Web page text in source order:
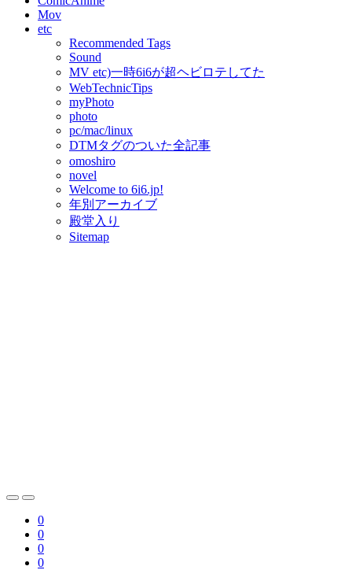
Mov
etc
Recommended Tags
Sound
MV etc)一時6i6が超ヘビロテしてた
WebTechnicTips
myPhoto
photo
pc/mac/linux
DTMタグのついた全記事
omoshiro
novel
Welcome to 6i6.jp!
年別アーカイブ
殿堂入り
Sitemap
0
0
0
0